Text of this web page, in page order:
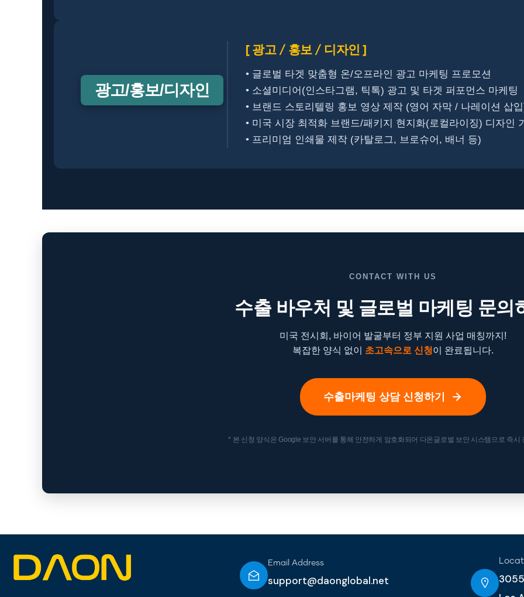
광고/홍보/디자인
[ 광고 / 홍보 / 디자인 ]
• 글로벌 타겟 맞춤형 온/오프라인 광고 마케팅 프로모션
• 소셜미디어(인스타그램, 틱톡) 광고 및 타겟 퍼포먼스 마케팅
• 브랜드 스토리텔링 홍보 영상 제작 (영어 자막 / 나레이션 삽
• 미국 시장 최적화 브랜드/패키지 현지화(로컬라이징) 디자인
• 프리미엄 인쇄물 제작 (카탈로그, 브로슈어, 배너 등)
CONTACT WITH US
수출 바우처 및 글로벌 마케팅 문의
미국 전시회, 바이어 발굴부터 정부 지원 사업 매칭까지!
복잡한 양식 없이 초고속으로 신청이 완료됩니다.
수출마케팅 상담 신청하기
* 본 신청 양식은 Google 보안 서버를 통해 안전하게 암호화되어 다온글로벌 보안 시스템으로 즉시
Email Address
support@daonglobal.net